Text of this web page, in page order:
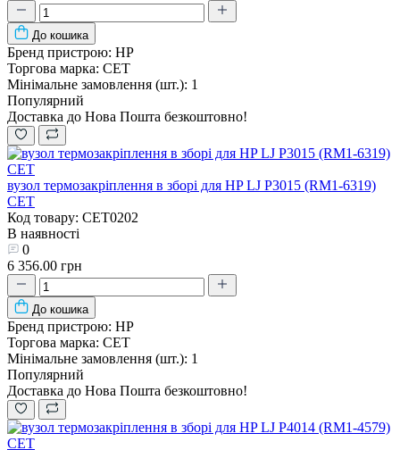
До кошика
Бренд пристрою: HP
Торгова марка: CET
Мінімальне замовлення (шт.): 1
Популярний
Доставка до Нова Пошта безкоштовно!
вузол термозакріплення в зборі для HP LJ P3015 (RM1-6319)
CET
Код товару: CET0202
В наявності
0
6 356.00 грн
До кошика
Бренд пристрою: HP
Торгова марка: CET
Мінімальне замовлення (шт.): 1
Популярний
Доставка до Нова Пошта безкоштовно!